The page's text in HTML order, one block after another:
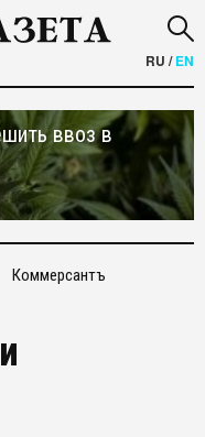
RU /EN
ввоз в
Коммерсантъ